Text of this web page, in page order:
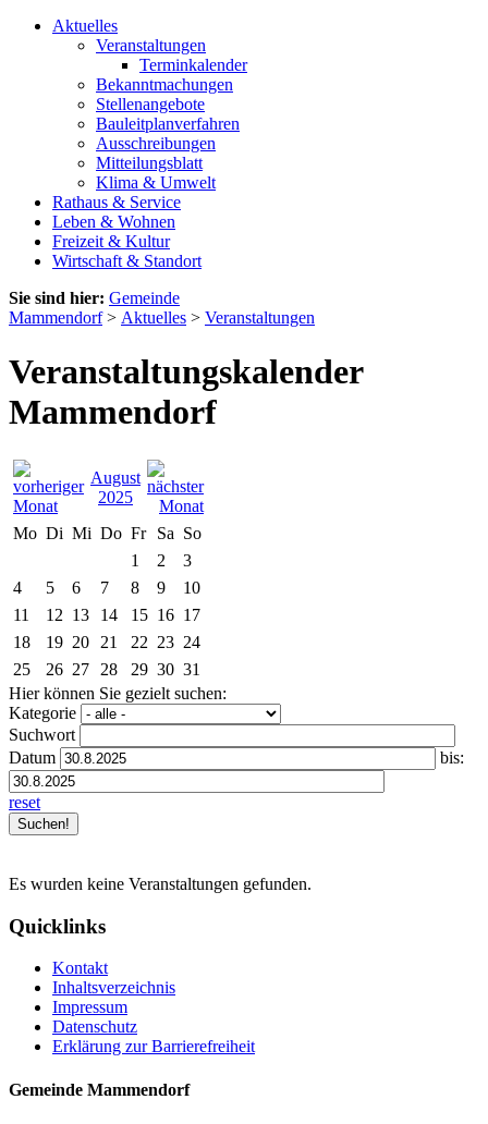
Aktuelles
Veranstaltungen
Terminkalender
Bekanntmachungen
Stellenangebote
Bauleitplanverfahren
Ausschreibungen
Mitteilungsblatt
Klima & Umwelt
Rathaus & Service
Leben & Wohnen
Freizeit & Kultur
Wirtschaft & Standort
Sie sind hier: Gemeinde
Mammendorf> Aktuelles > Veranstaltungen
Veranstaltungskalender
Mammendorf
August
2025
Mo Di Mi Do Fr Sa So
1
2
3
4
5 6 7 8 9
10
11
12 13 14 15 16 17
18
19 20 21 22 23 24
25
26 27 28 29 30 31
Hier können Sie gezielt suchen:
Kategorie
Suchwort
Datum
bis:
reset
Es wurden keine Veranstaltungen gefunden.
Quicklinks
Kontakt
Inhaltsverzeichnis
Impressum
Datenschutz
Erklärung zur Barrierefreiheit
Gemeinde Mammendorf